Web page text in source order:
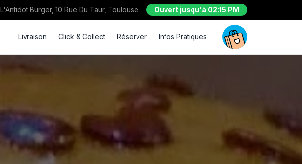
L'Antidot Burger, 10 Rue Du Taur, Toulouse Ouvert jusqu'à 02:15 PM
Livraison Click & Collect Réserver Infos Pratiques